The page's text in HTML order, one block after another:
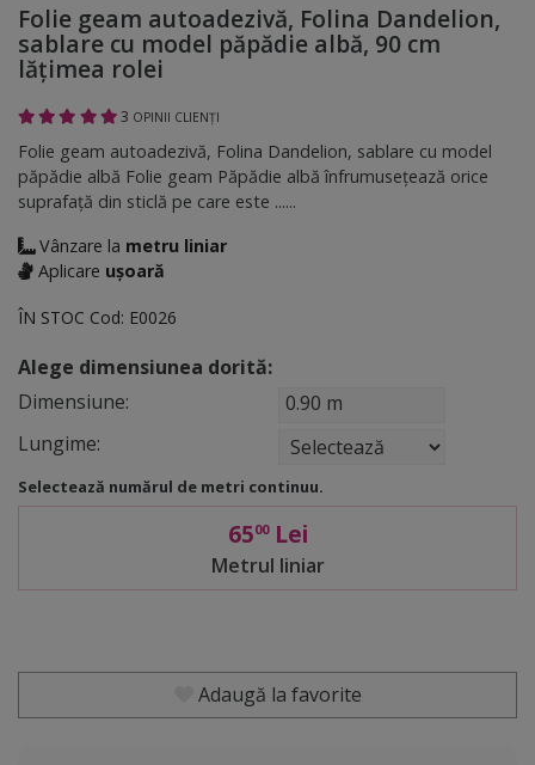
Folie geam autoadezivă, Folina Dandelion,
sablare cu model păpădie albă, 90 cm
lățimea rolei
3 OPINII CLIENȚI
Folie geam autoadezivă, Folina Dandelion, sablare cu model
păpădie albă Folie geam Păpădie albă înfrumusețează orice
suprafață din sticlă pe care este ......
Vânzare la metru liniar
Aplicare ușoară
ÎN STOC Cod: E0026
Alege dimensiunea dorită:
Dimensiune:
0.90 m
Lungime:
Selectează numărul de metri continuu.
6500Lei
Metrul liniar
Adaugă la favorite